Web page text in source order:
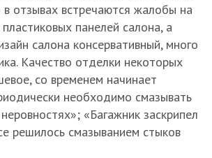
отзывах встречаются жалобы на
панелей салона, а
салона консервативный, много
Качество отделки некоторых
со временем начинает
необходимо смазывать
«Багажник заскрипел
решилось смазыванием стыков